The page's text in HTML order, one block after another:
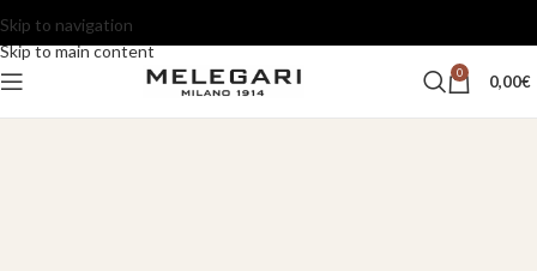
Skip to navigation
Skip to main content
0 0,00€